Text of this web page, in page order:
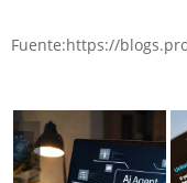
Fuente:https://